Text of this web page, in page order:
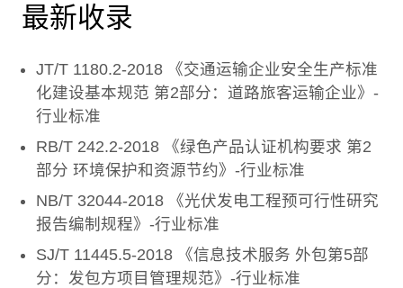
最新收录
JT/T 1180.2-2018 《交通运输企业安全生产标准
化建设基本规范 第2部分：道路旅客运输企业》-
行业标准
RB/T 242.2-2018 《绿色产品认证机构要求 第2
部分 环境保护和资源节约》-行业标准
NB/T 32044-2018 《光伏发电工程预可行性研究
报告编制规程》-行业标准
SJ/T 11445.5-2018 《信息技术服务 外包第5部
分：发包方项目管理规范》-行业标准